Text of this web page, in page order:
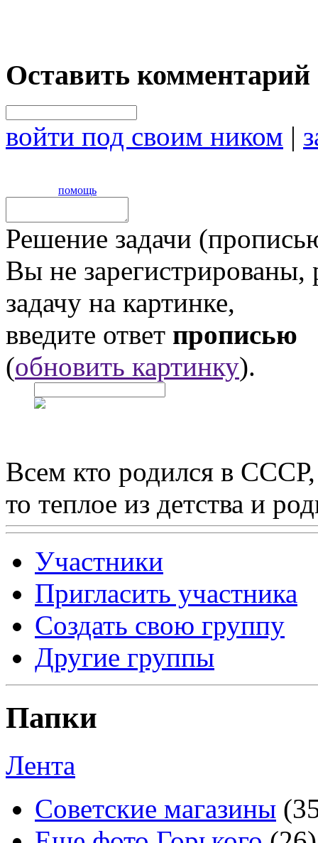
Оставить комментарий
войти под своим ником |
помощь
Решение задачи
Вы не
задачу на картинке,
введите ответ прописью
(обновить картинку).
Всем кто родился в
то теплое из детства и
Участники
Пригласить участника
Создать свою группу
Другие группы
Папки
Лента
Советские магазины